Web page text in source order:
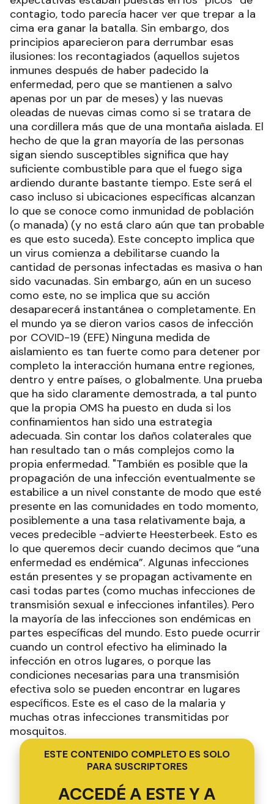
contagio, todo parecía hacer ver que trepar a la
cima era ganar la batalla. Sin embargo, dos
principios aparecieron para derrumbar esas
ilusiones: los recontagiados (aquellos sujetos
inmunes después de haber padecido la
enfermedad, pero que se mantienen a salvo
apenas por un par de meses) y las nuevas
oleadas de nuevas cimas como si se tratara de
una cordillera más que de una montaña aislada. El
hecho de que la gran mayoría de las personas
sigan siendo susceptibles significa que hay
suficiente combustible para que el fuego siga
ardiendo durante bastante tiempo. Este será el
caso incluso si ubicaciones específicas alcanzan
lo que se conoce como inmunidad de población
(o manada) (y no está claro aún que tan probable
es que esto suceda). Este concepto implica que
un virus comienza a debilitarse cuando la
cantidad de personas infectadas es masiva o han
sido vacunadas. Sin embargo, aún en un suceso
como este, no se implica que su acción
desaparecerá instantánea o completamente. En
el mundo ya se dieron varios casos de infección
por COVID-19 (EFE) Ninguna medida de
aislamiento es tan fuerte como para detener por
completo la interacción humana entre regiones,
dentro y entre países, o globalmente. Una prueba
que ha sido claramente demostrada, a tal punto
que la propia OMS ha puesto en duda si los
confinamientos han sido una estrategia
adecuada. Sin contar los daños colaterales que
han resultado tan o más complejos como la
propia enfermedad. "También es posible que la
propagación de una infección eventualmente se
estabilice a un nivel constante de modo que esté
presente en las comunidades en todo momento,
posiblemente a una tasa relativamente baja, a
veces predecible -advierte Heesterbeek. Esto es
lo que queremos decir cuando decimos que “una
enfermedad es endémica”. Algunas infecciones
están presentes y se propagan activamente en
casi todas partes (como muchas infecciones de
transmisión sexual e infecciones infantiles). Pero
la mayoría de las infecciones son endémicas en
partes específicas del mundo. Esto puede ocurrir
cuando un control efectivo ha eliminado la
infección en otros lugares, o porque las
condiciones necesarias para una transmisión
efectiva solo se pueden encontrar en lugares
específicos. Este es el caso de la malaria y
muchas otras infecciones transmitidas por
mosquitos.
ESTE CONTENIDO COMPLETO ES SOLO
PARA SUSCRIPTORES
ACCEDÉ A ESTE Y A